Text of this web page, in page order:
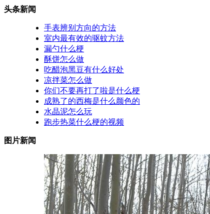
头条新闻
手表辨别方向的方法
室内最有效的驱蚊方法
漏勺什么梗
酥饼怎么做
吃醋泡黑豆有什么好处
凉拌菜怎么做
你们不要再打了啦是什么梗
成熟了的西梅是什么颜色的
水晶泥怎么玩
跑步热菜什么梗的视频
图片新闻